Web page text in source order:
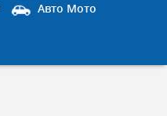
Авто Мото